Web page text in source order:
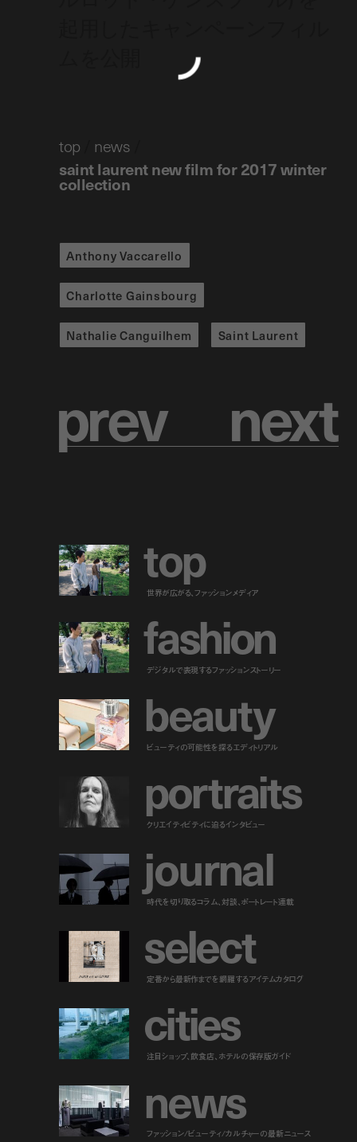
top news
saint laurent new film for 2017 winter
collection
Anthony Vaccarello
Charlotte Gainsbourg
Nathalie Canguilhem Saint Laurent
prev next
top
世界が広がる、ファッションメディア
fashion
デジタルで表現するファッションストーリー
beauty
ビューティの可能性を探るエディトリアル
portraits
クリエイティビティに迫るインタビュー
journal
時代を切り取るコラム、対談、ポートレート連載
select
定番から最新作までを網羅するアイテムカタログ
cities
注目ショップ、飲食店、ホテルの保存版ガイド
news
ファッション/ビューティ/カルチャーの最新ニュース